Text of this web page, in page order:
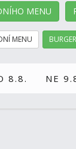
MENU
MENU
8.8. NE